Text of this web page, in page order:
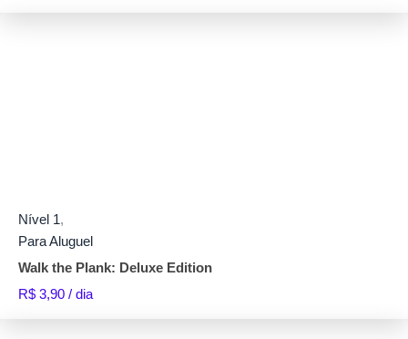
Nível 1,
Para Aluguel
Walk the Plank: Deluxe Edition
R$ 3,90 / dia